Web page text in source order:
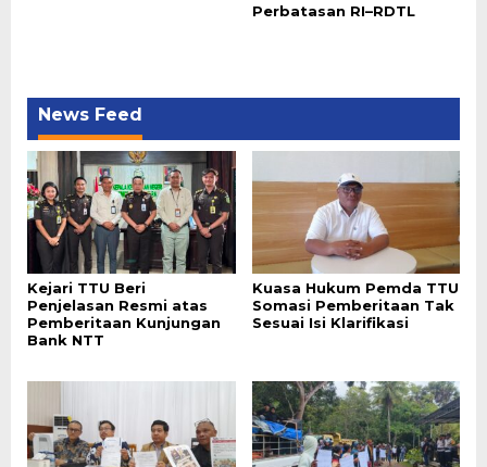
Perbatasan RI–RDTL
News Feed
Kejari TTU Beri
Penjelasan Resmi atas
Pemberitaan Kunjungan
Bank NTT
Kuasa Hukum Pemda TTU
Somasi Pemberitaan Tak
Sesuai Isi Klarifikasi